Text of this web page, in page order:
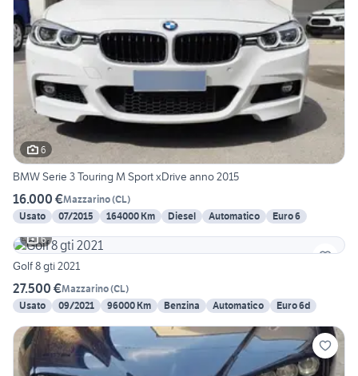
6
BMW Serie 3 Touring M Sport xDrive anno 2015
16.000 €Mazzarino(CL)
Usato
07/2015 164000 Km Diesel Automatico
Euro 6
6
Golf 8 gti 2021
27.500 €Mazzarino(CL)
Usato
09/2021 96000 Km Benzina Automatico Euro 6d